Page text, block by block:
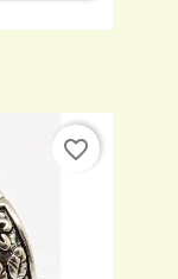
favorite_border